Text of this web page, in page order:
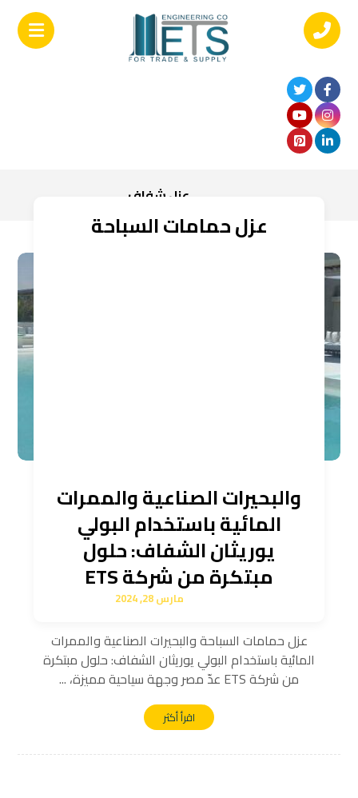
عزل شفاف
عزل حمامات السباحة
والبحيرات الصناعية والممرات
المائية باستخدام البولي
يوريثان الشفاف: حلول
مبتكرة من شركة ETS
مارس 28, 2024
عزل حمامات السباحة والبحيرات الصناعية والممرات
المائية باستخدام البولي يوريثان الشفاف: حلول مبتكرة
من شركة ETS عدّ مصر وجهة سياحية مميزة، ...
اقرأ أكثر